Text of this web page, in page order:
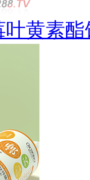
黄素酯